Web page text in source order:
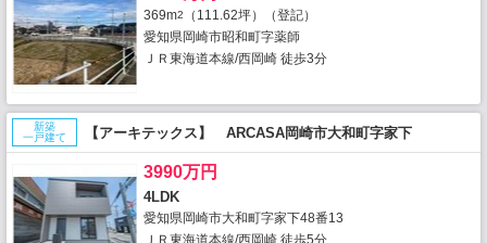
369m2
（111.62坪）（登記）
愛知県岡崎市昭和町字薬師
ＪＲ東海道本線/西岡崎 徒歩3分
新築
一戸建て
【アーキテックス】 ARCASA岡崎市大和町字家下
3990万円
4LDK
愛知県岡崎市大和町字家下48番13
ＪＲ東海道本線/西岡崎 徒歩5分